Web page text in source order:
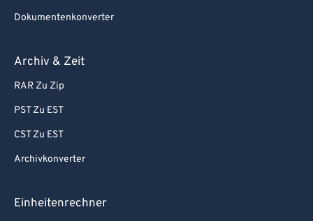
Dokumentenkonverter
Archiv & Zeit
RAR Zu Zip
PST Zu EST
CST Zu EST
Archivkonverter
Einheitenrechner